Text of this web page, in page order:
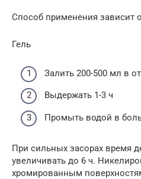
Способ применения зависит
Гель
Залить 200-500 мл в
Выдержать 1-3 ч
Промыть водой в
При сильных засорах время
увеличивать до 6 ч.
хромированным